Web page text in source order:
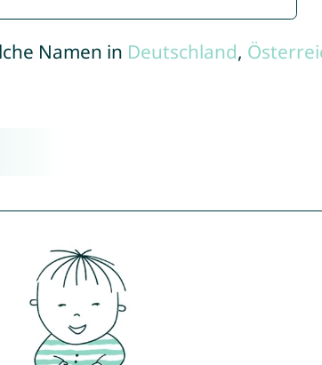
Namen in Deutschland,